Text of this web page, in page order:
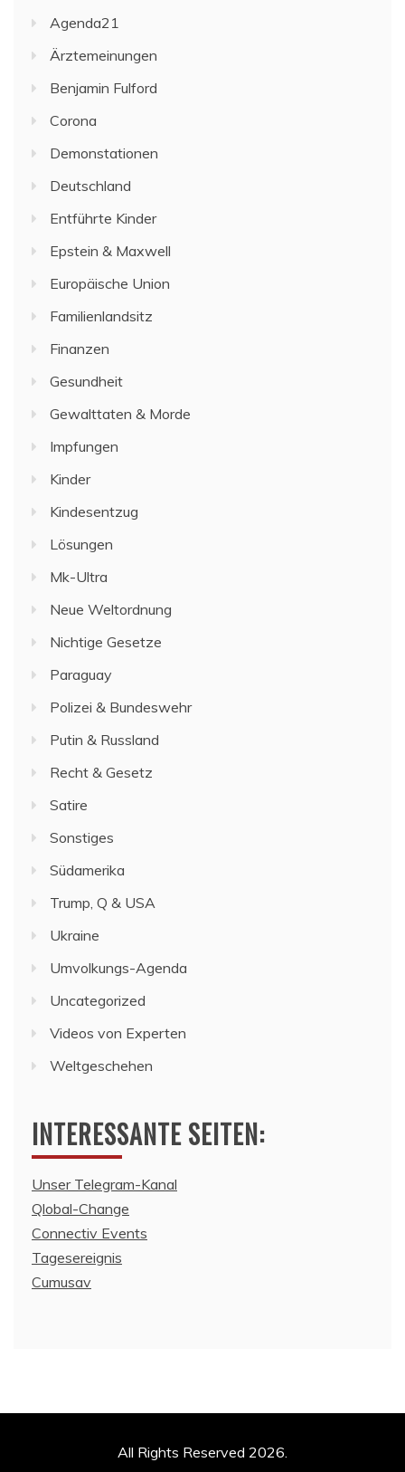
Agenda21
Ärztemeinungen
Benjamin Fulford
Corona
Demonstationen
Deutschland
Entführte Kinder
Epstein & Maxwell
Europäische Union
Familienlandsitz
Finanzen
Gesundheit
Gewalttaten & Morde
Impfungen
Kinder
Kindesentzug
Lösungen
Mk-Ultra
Neue Weltordnung
Nichtige Gesetze
Paraguay
Polizei & Bundeswehr
Putin & Russland
Recht & Gesetz
Satire
Sonstiges
Südamerika
Trump, Q & USA
Ukraine
Umvolkungs-Agenda
Uncategorized
Videos von Experten
Weltgeschehen
INTERESSANTE SEITEN:
Unser Telegram-Kanal
Qlobal-Change
Connectiv Events
Tagesereignis
Cumusav
All Rights Reserved 2026.